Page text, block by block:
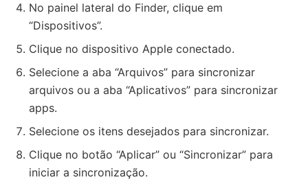
No painel lateral do Finder, clique em
“Dispositivos”.
Clique no dispositivo Apple conectado.
Selecione a aba “Arquivos” para sincronizar
arquivos ou a aba “Aplicativos” para sincronizar
apps.
Selecione os itens desejados para sincronizar.
Clique no botão “Aplicar” ou “Sincronizar” para
iniciar a sincronização.